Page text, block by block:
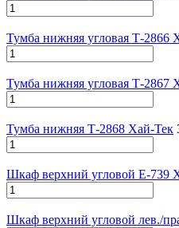
Тумба нижняя угловая Т-2866
Тумба нижняя угловая Т-2867
Тумба нижняя Т-2868 Хай-Тек
Шкаф верхний угловой E-739
Шкаф верхний угловой лев./